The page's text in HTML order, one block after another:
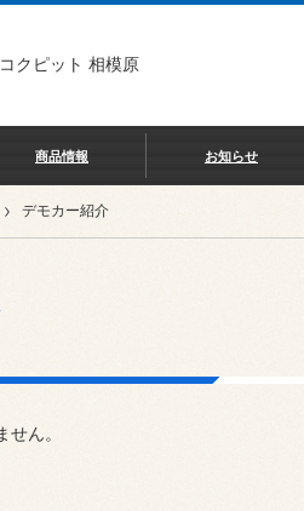
コクピット 相模原
商品情報 お知らせ
デモカー紹介
ん。